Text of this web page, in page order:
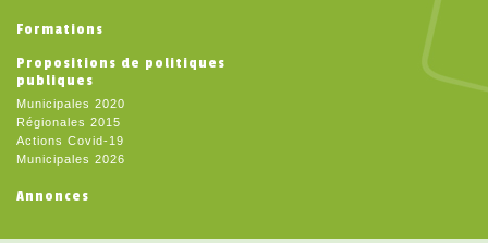
Formations
Propositions de politiques
publiques
Municipales 2020
Régionales 2015
Actions Covid-19
Municipales 2026
Annonces